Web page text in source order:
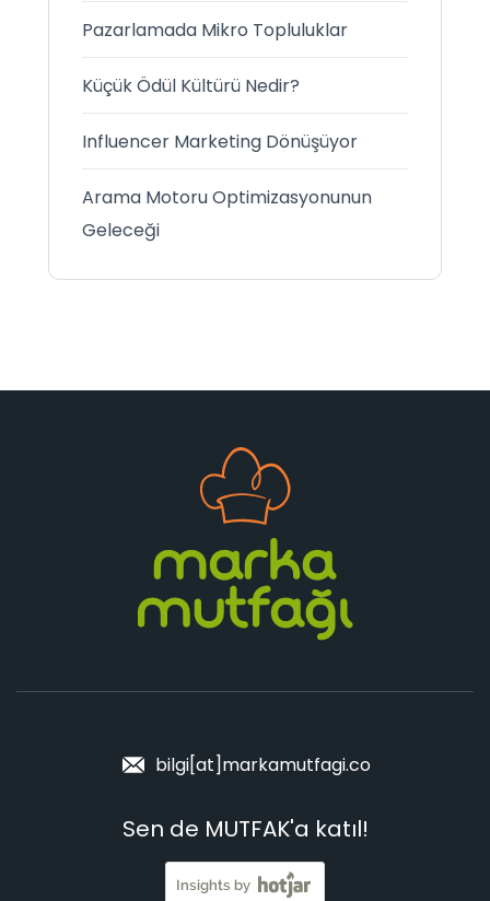
Pazarlamada Mikro Topluluklar
Küçük Ödül Kültürü Nedir?
Influencer Marketing Dönüşüyor
Arama Motoru Optimizasyonunun
Geleceği
bilgi[at]markamutfagi.co
Sen de MUTFAK'a katıl!